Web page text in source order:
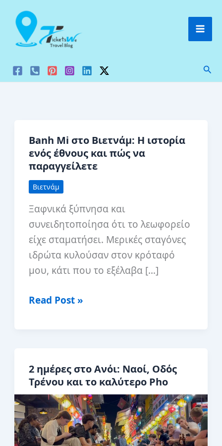
στο
περιεχόμενο
Banh Mi στο Βιετνάμ: Η ιστορία
ενός έθνους και πώς να
παραγγείλετε
Βιετνάμ
Ξαφνικά ξύπνησα και
συνειδητοποίησα ότι το λεωφορείο
είχε σταματήσει. Μερικές σταγόνες
ιδρώτα κυλούσαν στον κρόταφό
μου, κάτι που το εξέλαβα […]
Banh
ιστορία
ενός
έθνους
και
πώς
Read Post »
2 ημέρες στο Ανόι: Ναοί, Οδός
Τρένου και το καλύτερο Pho